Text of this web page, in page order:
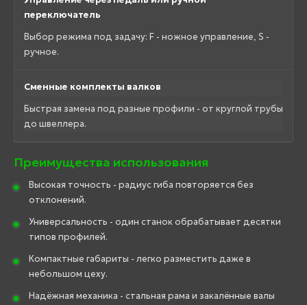
переключатель
Выбор режима под задачу: F - ножное управление, S -
ручное.
Сменные комплекты валков
Быстрая замена под разные профили - от круглой трубы
до швеллера.
Преимущества использования
Высокая точность - радиус гиба повторяется без
отклонений.
Универсальность - один станок обрабатывает десятки
типов профилей.
Компактные габариты - легко разместить даже в
небольшом цеху.
Надёжная механика - стальная рама и закалённые валы